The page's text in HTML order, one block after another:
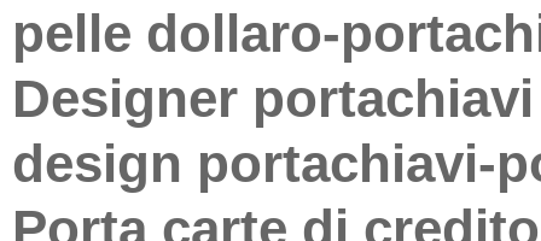
pelle dollaro-
Designer
design portachiavi-
Porta carte di